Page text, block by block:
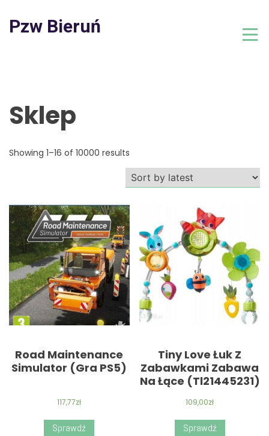
content
Pzw Bieruń
Sklep
Showing 1–16 of 10000 results
Road Maintenance
Simulator (Gra PS5)
117,77zł
Sprawdź
Tiny Love Łuk Z
Zabawkami Zabawa
Na Łące (Tl21445231)
109,00zł
Sprawdź